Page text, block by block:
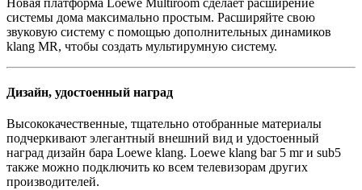
системы дома максимально простым. Расширяйте свою
звуковую систему с помощью дополнительных динамиков
klang MR, чтобы создать мультирумную систему.
Дизайн, удостоенный наград
Высококачественные, тщательно отобранные материалы
подчеркивают элегантный внешний вид и удостоенный
наград дизайн бара Loewe klang. Loewe klang bar 5 mr и sub5
также можно подключить ко всем телевизорам других
производителей.